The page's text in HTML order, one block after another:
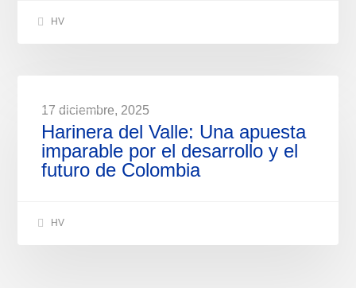
HV
17 diciembre, 2025
Harinera del Valle: Una apuesta
imparable por el desarrollo y el
futuro de Colombia
HV